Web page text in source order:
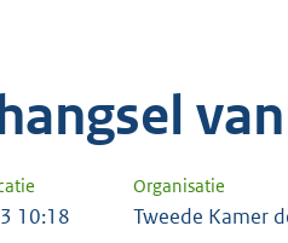
Organisatie
10:18 Tweede Kamer